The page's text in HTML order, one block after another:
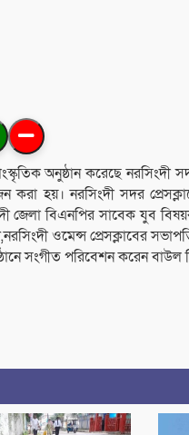
অনুষ্ঠান করেছে নরসিংদী
হয়। নরসিংদী সদর
জেলা বিএনপির সাবেক যুব
ওমেন্স প্রেসক্লাবের
সংগীত পরিবেশন করেন